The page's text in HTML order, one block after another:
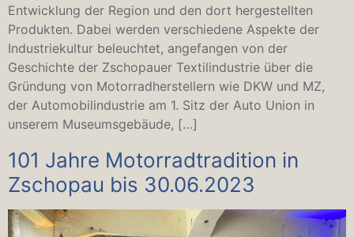
Entwicklung der Region und den dort hergestellten
Produkten. Dabei werden verschiedene Aspekte der
Industriekultur beleuchtet, angefangen von der
Geschichte der Zschopauer Textilindustrie über die
Gründung von Motorradherstellern wie DKW und MZ,
der Automobilindustrie am 1. Sitz der Auto Union in
unserem Museumsgebäude, […]
101 Jahre Motorradtradition in
Zschopau bis 30.06.2023